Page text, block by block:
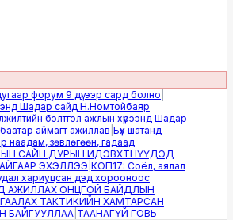
форум 9 дүгээр сард болно|
Шадар сайд Н.Номтойбаяр
бэлтгэл ажлын хүрээнд Шадар
аймагт ажиллав|Бүх шатанд
зөвлөгөөн, гадаад
САЙН ДУРЫН ИДЭВХТНҮҮДЭД
ЭХЭЛЛЭЭ|КОП17: Соёл, аялал
хариуцсан дэд хорооноос
АЖИЛЛАХ ОНЦГОЙ БАЙДЛЫН
ТАКТИКИЙН ХАМТАРСАН
|ТААНАГҮЙ ГОВЬ